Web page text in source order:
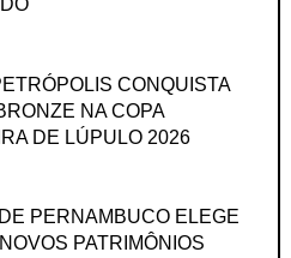
CONQUISTA
NA COPA
DE LÚPULO 2026
PERNAMBUCO ELEGE
PATRIMÔNIOS